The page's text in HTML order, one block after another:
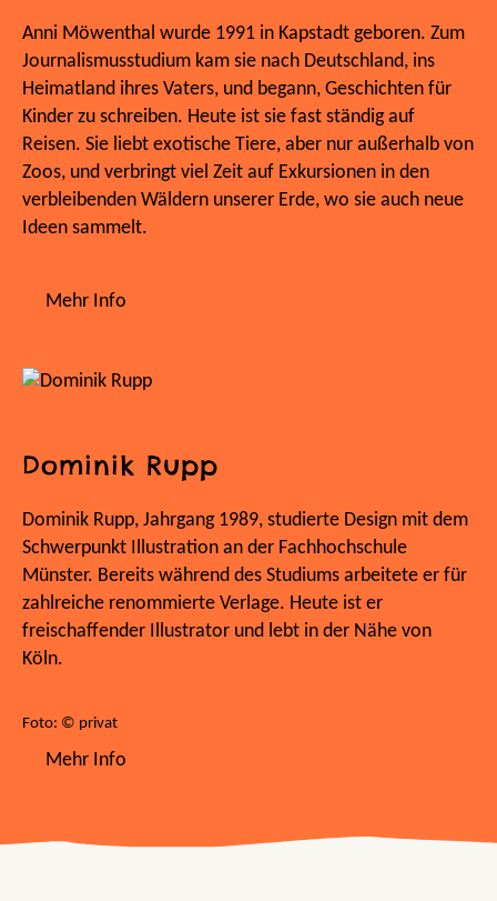
Anni Möwenthal wurde 1991 in Kapstadt geboren. Zum
Journalismusstudium kam sie nach Deutschland, ins
Heimatland ihres Vaters, und begann, Geschichten für
Kinder zu schreiben. Heute ist sie fast ständig auf
Reisen. Sie liebt exotische Tiere, aber nur außerhalb von
Zoos, und verbringt viel Zeit auf Exkursionen in den
verbleibenden Wäldern unserer Erde, wo sie auch neue
Ideen sammelt.
Mehr Info
Dominik Rupp
Dominik Rupp, Jahrgang 1989, studierte Design mit dem
Schwerpunkt Illustration an der Fachhochschule
Münster. Bereits während des Studiums arbeitete er für
zahlreiche renommierte Verlage. Heute ist er
freischaffender Illustrator und lebt in der Nähe von
Köln.
Foto: © privat
Mehr Info